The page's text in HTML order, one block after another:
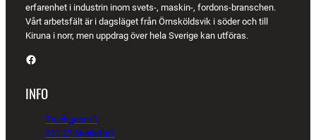
erfarenhet i industrin inom svets-, maskin-, fordons-branschen.
Vårt arbetsfält är i dagsläget från Örnsköldsvik i söder och till
Kiruna i norr, men uppdrag över hela Sverige kan utföras.
Facebook
INFO
Truckgatan 1,
931 27 Skellefteå